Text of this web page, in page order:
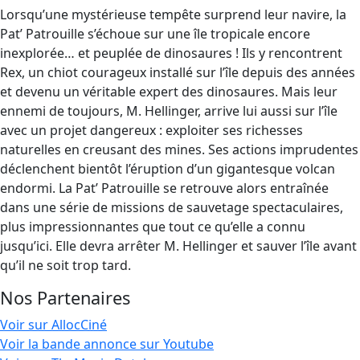
Lorsqu’une mystérieuse tempête surprend leur navire, la
Pat’ Patrouille s’échoue sur une île tropicale encore
inexplorée… et peuplée de dinosaures ! Ils y rencontrent
Rex, un chiot courageux installé sur l’île depuis des années
et devenu un véritable expert des dinosaures. Mais leur
ennemi de toujours, M. Hellinger, arrive lui aussi sur l’île
avec un projet dangereux : exploiter ses richesses
naturelles en creusant des mines. Ses actions imprudentes
déclenchent bientôt l’éruption d’un gigantesque volcan
endormi. La Pat’ Patrouille se retrouve alors entraînée
dans une série de missions de sauvetage spectaculaires,
plus impressionnantes que tout ce qu’elle a connu
jusqu’ici. Elle devra arrêter M. Hellinger et sauver l’île avant
qu’il ne soit trop tard.
Nos Partenaires
Voir sur AllocCiné
Voir la bande annonce sur Youtube